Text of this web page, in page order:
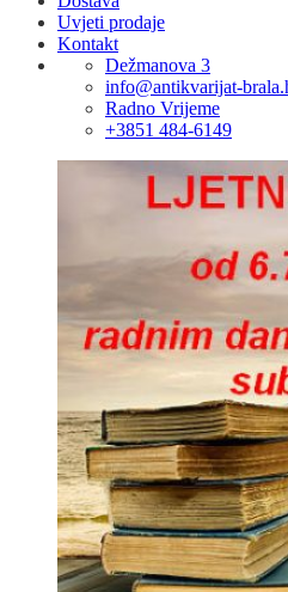
Uvjeti prodaje
Kontakt
Dežmanova 3
info@antikvarijat-
Radno Vrijeme
+3851 484-6149